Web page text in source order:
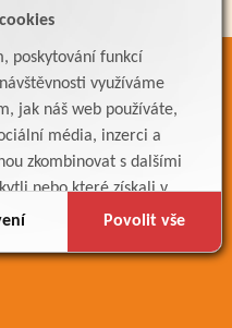
poskytování funkcí
využíváme
jak náš web používáte,
média, inzerci a
zkombinovat s dalšími
nebo které získali v
služby.
Povolit vše